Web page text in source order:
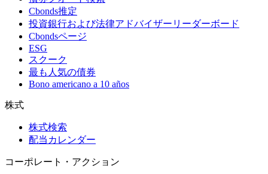
Cbonds推定
投資銀行および法律アドバイザーリーダーボード
Cbondsページ
ESG
スクーク
最も人気の債券
Bono americano a 10 años
株式
株式検索
配当カレンダー
コーポレート・アクション